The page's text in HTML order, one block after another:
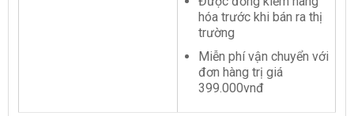
hóa trước khi bán ra thị
trường
Miễn phí vận chuyển với
đơn hàng trị giá
399.000vnđ